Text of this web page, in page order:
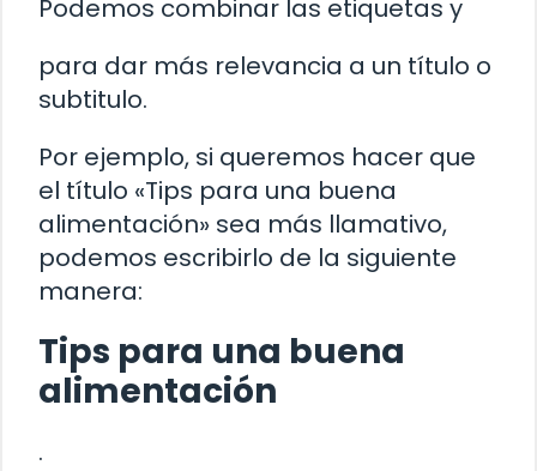
Podemos combinar las etiquetas y
para dar más relevancia a un título o
subtitulo.
Por ejemplo, si queremos hacer que
el título «Tips para una buena
alimentación» sea más llamativo,
podemos escribirlo de la siguiente
manera:
Tips para una buena
alimentación
.